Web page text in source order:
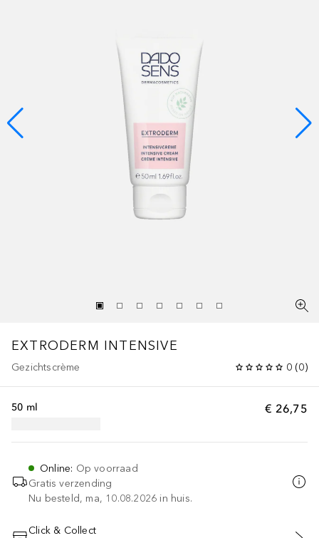
EXTRODERM INTENSIVE
Gezichtscrème 0 (0)
€ 26,75
50 ml
Online: Op voorraad
Gratis verzending
Nu besteld, ma, 10.08.2026 in huis.
Click & Collect